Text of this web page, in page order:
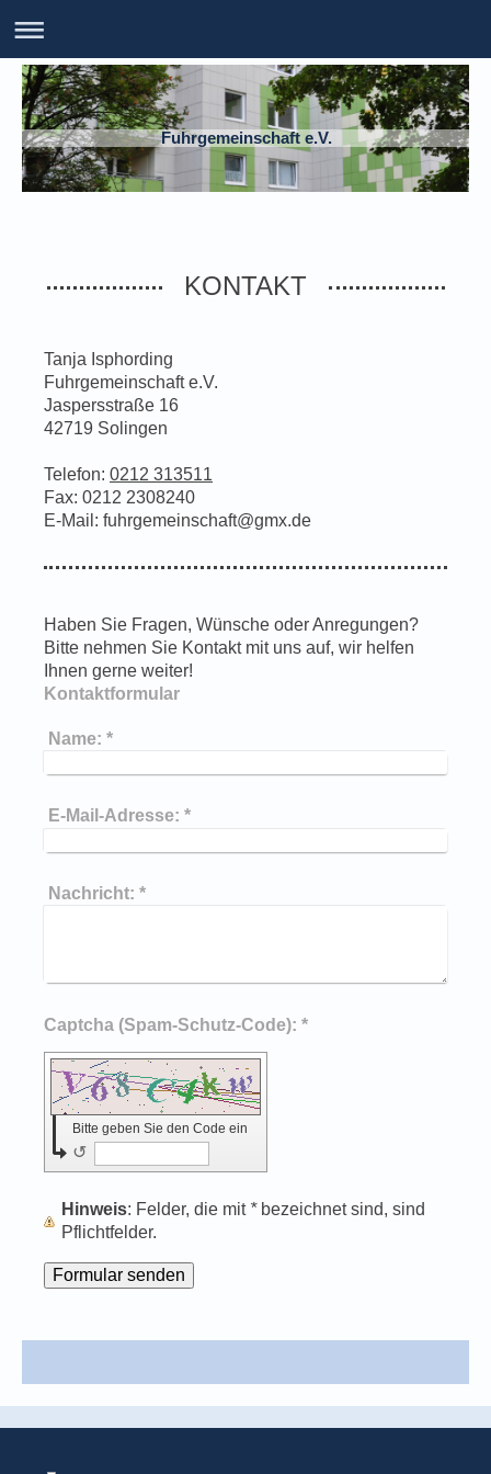
Fuhrgemeinschaft e.V.
KONTAKT
Tanja Isphording
Fuhrgemeinschaft e.V.
Jaspersstraße 16
42719 Solingen
Telefon:0212 313511
Fax:0212 2308240
E-Mail:fuhrgemeinschaft@gmx.de
Haben Sie Fragen, Wünsche oder Anregungen?
Bitte nehmen Sie Kontakt mit uns auf, wir helfen
Ihnen gerne weiter!
Kontaktformular
Name: *
E-Mail-Adresse: *
Nachricht: *
Captcha (Spam-Schutz-Code): *
Bitte geben Sie den Code ein
↺
Hinweis : Felder, die mit *bezeichnet sind, sind
Pflichtfelder.